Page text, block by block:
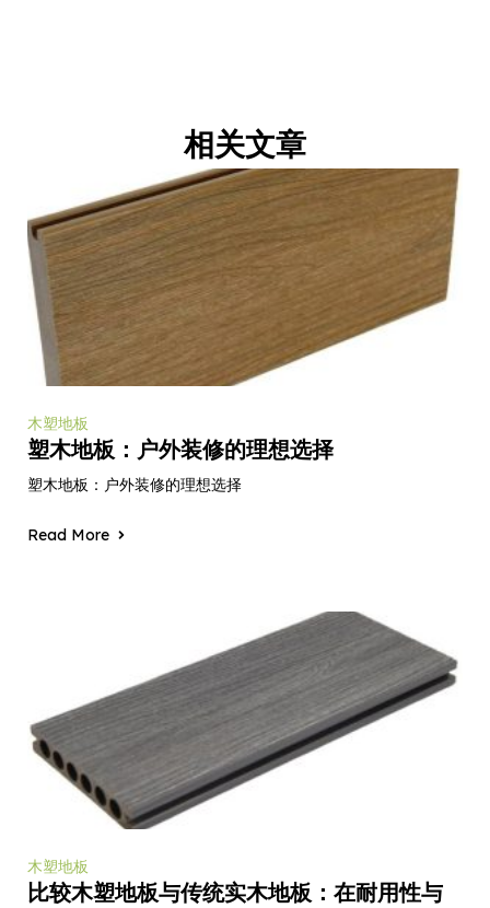
相关文章
木塑地板
塑木地板：户外装修的理想选择
塑木地板：户外装修的理想选择
Read More
木塑地板
比较木塑地板与传统实木地板：在耐用性与